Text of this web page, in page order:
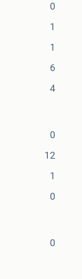
0
1
1
6
4
0
12
1
0
0